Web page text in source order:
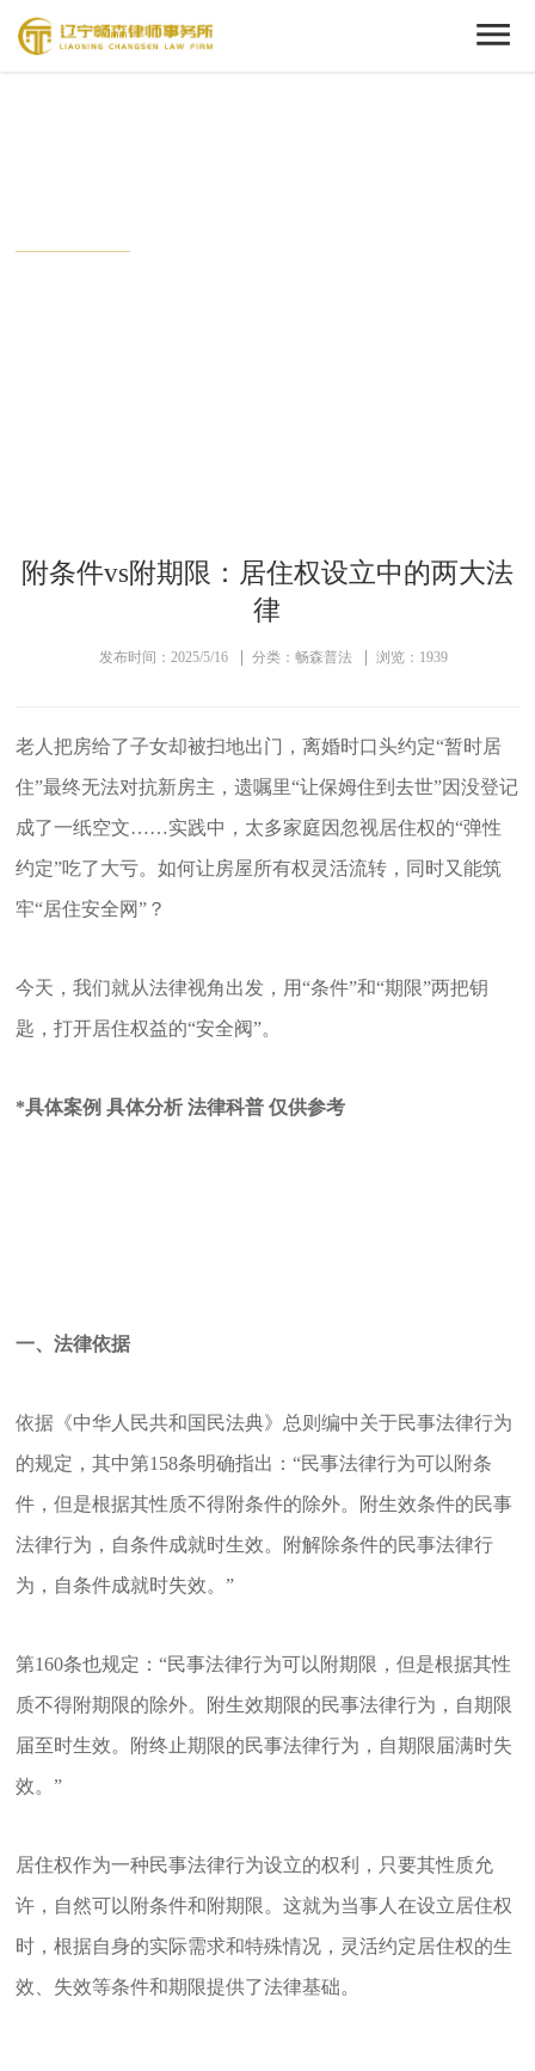
附条件vs附期限：居住权设立中的两大法
律
发布时间：2025/5/16 分类：畅森普法 浏览：1939
老人把房给了子女却被扫地出门，离婚时口头约定“暂时居
住”最终无法对抗新房主，遗嘱里“让保姆住到去世”因没登记
成了一纸空文……实践中，太多家庭因忽视居住权的“弹性
约定”吃了大亏。如何让房屋所有权灵活流转，同时又能筑
牢“居住安全网”？
今天，我们就从法律视角出发，用“条件”和“期限”两把钥
匙，打开居住权益的“安全阀”。
*具体案例 具体分析 法律科普 仅供参考
一、法律依据
依据《中华人民共和国民法典》总则编中关于民事法律行为
的规定，其中第158条明确指出：“民事法律行为可以附条
件，但是根据其性质不得附条件的除外。附生效条件的民事
法律行为，自条件成就时生效。附解除条件的民事法律行
为，自条件成就时失效。”
第160条也规定：“民事法律行为可以附期限，但是根据其性
质不得附期限的除外。附生效期限的民事法律行为，自期限
届至时生效。附终止期限的民事法律行为，自期限届满时失
效。”
居住权作为一种民事法律行为设立的权利，只要其性质允
许，自然可以附条件和附期限。这就为当事人在设立居住权
时，根据自身的实际需求和特殊情况，灵活约定居住权的生
效、失效等条件和期限提供了法律基础。